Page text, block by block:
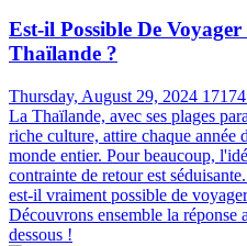
Est-il Possible De
Thaïlande ?
Thursday, August 29, 2024
La Thaïlande, avec ses plages
riche culture, attire chaque année
monde entier. Pour beaucoup,
contrainte de retour est
est-il vraiment possible de
Découvrons ensemble la
dessous !